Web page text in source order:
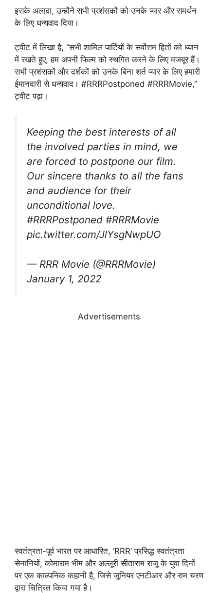
इसके अलावा, उन्होंने सभी प्रशंसकों को उनके प्यार और समर्थन
के लिए धन्यवाद दिया।
ट्वीट में लिखा है, “सभी शामिल पार्टियों के सर्वोत्तम हितों को ध्यान
में रखते हुए, हम अपनी फिल्म को स्थगित करने के लिए मजबूर हैं।
सभी प्रशंसकों और दर्शकों को उनके बिना शर्त प्यार के लिए हमारी
ईमानदारी से धन्यवाद। #RRRPostponed #RRRMovie,”
ट्वीट पढ़ा।
Keeping the best interests of all
the involved parties in mind, we
are forced to postpone our film.
Our sincere thanks to all the fans
and audience for their
unconditional love.
#RRRPostponed #RRRMovie
pic.twitter.com/JlYsgNwpUO
— RRR Movie (@RRRMovie)
January 1, 2022
Advertisements
स्वतंत्रता-पूर्व भारत पर आधारित, ‘RRR’ प्रसिद्ध स्वतंत्रता
सेनानियों, कोमाराम भीम और अल्लूरी सीताराम राजू के युवा दिनों
पर एक काल्पनिक कहानी है, जिसे जूनियर एनटीआर और राम चरण
द्वारा चित्रित किया गया है।